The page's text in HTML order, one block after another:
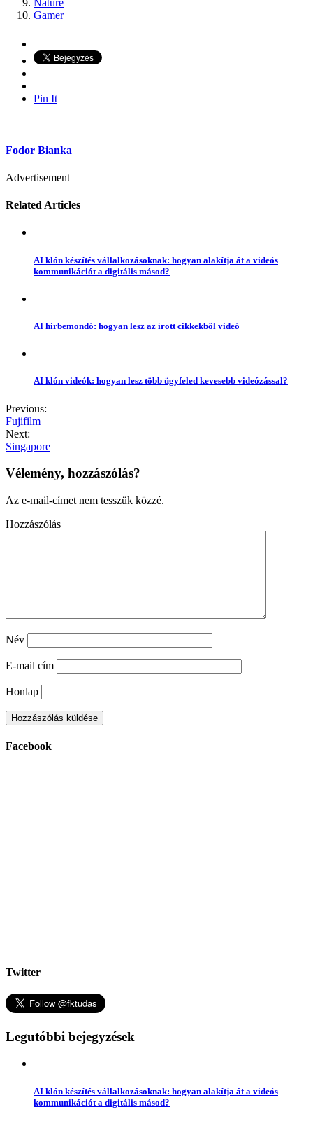
Nature
Gamer
Pin It
Fodor Bianka
Advertisement
Related Articles
AI klón készítés vállalkozásoknak: hogyan alakítja át a videós
kommunikációt a digitális másod?
AI hírbemondó: hogyan lesz az írott cikkekből videó
AI klón videók: hogyan lesz több ügyfeled kevesebb videózással?
Previous:
Fujifilm
Next:
Singapore
Vélemény, hozzászólás?
Az e-mail-címet nem tesszük közzé.
Hozzászólás
Név
E-mail cím
Honlap
Facebook
Twitter
Legutóbbi bejegyzések
AI klón készítés vállalkozásoknak: hogyan alakítja át a videós
kommunikációt a digitális másod?